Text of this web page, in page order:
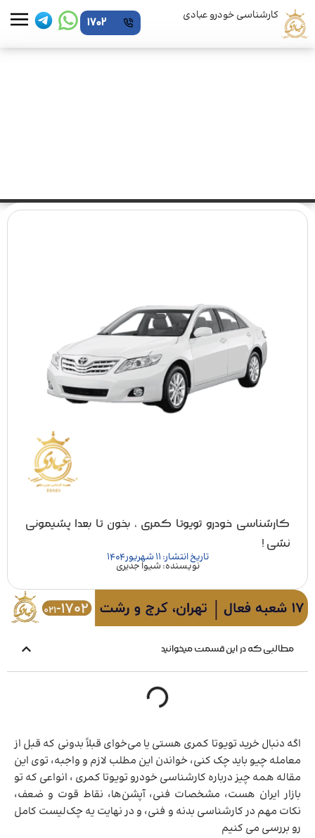
کارشناسی خودرو عبادی 1702
کارشناسی خودرو تویوتا کمری ، بخون تا بعدا پشیمونی
نشی !
تاریخ انتشار: 11 شهریور 1404
نویسنده: شیوا جدیری
مطالبی که در این قسمت میخوانید
اگه دنبال خرید تویوتا کمری هستی یا می‌خوای قبلاً بدونی که قبل از
معامله چیو باید چک کنی، خواندن این مطلب لازم و واجبه، توی این
مقاله همه چیز درباره کارشناسی خودرو تویوتا کمری ، انواعی که تو
بازار ایران هست، مشخصات فنی، آپشن‌ها، نقاط قوت و ضعف،
نکات مهم در کارشناسی بدنه و فنی، و در نهایت یه چک‌لیست کامل
رو بررسی می کنیم